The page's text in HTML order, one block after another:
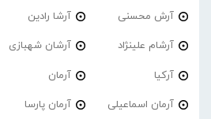
آرش محسنی آرشا رادین
آرشام علینژاد آرشان شهبازی
آرکیا آرمان
آرمان اسماعیلی آرمان پارسا